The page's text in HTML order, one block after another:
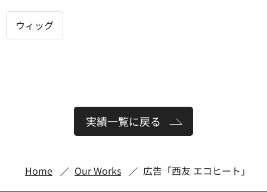
ウィッグ
実績一覧に戻る
Home Our Works 広告「西友 エコヒート」